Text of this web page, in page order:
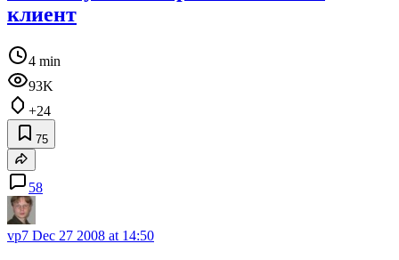
клиент
4 min
93K
+24
75
58
vp7 Dec 27 2008 at 14:50